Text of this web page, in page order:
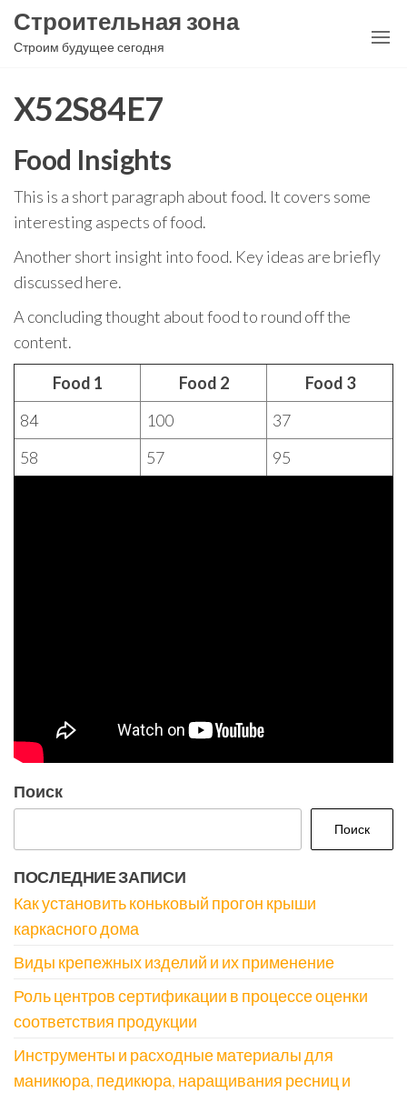
Перейти
Строительная зона
Строим будущее сегодня
X52S84E7
Food Insights
This is a short paragraph about food. It covers some
interesting aspects of food.
Another short insight into food. Key ideas are briefly
discussed here.
A concluding thought about food to round off the
content.
Food 1 Food 2
Food 3
84
100
37
58
57 95
Поиск
Поиск
ПОСЛЕДНИЕ ЗАПИСИ
Как установить коньковый прогон крыши
каркасного дома
Виды крепежных изделий и их применение
Роль центров сертификации в процессе оценки
соответствия продукции
Инструменты и расходные материалы для
маникюра, педикюра, наращивания ресниц и